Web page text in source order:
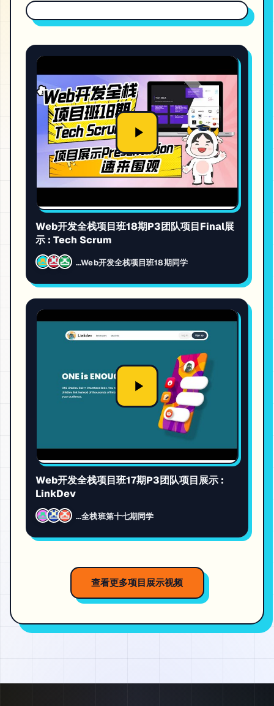
Web开发全栈项目班18期P3团队项目Final展
示 : Tech Scrum
...Web开发全栈项目班18期同学
Web开发全栈项目班17期P3团队项目展示 :
LinkDev
...全栈班第十七期同学
查看更多项目展示视频